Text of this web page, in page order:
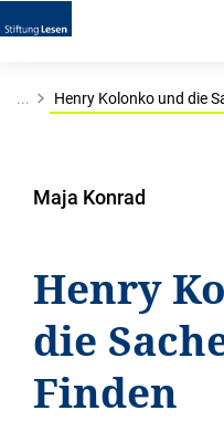
... Henry Kolonko und die
Maja Konrad
Henry
die
Finden